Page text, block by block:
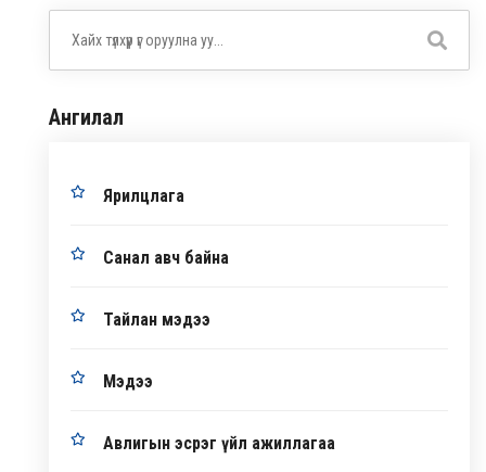
Ангилал
Ярилцлага
Санал авч байна
Тайлан мэдээ
Мэдээ
Авлигын эсрэг үйл ажиллагаа